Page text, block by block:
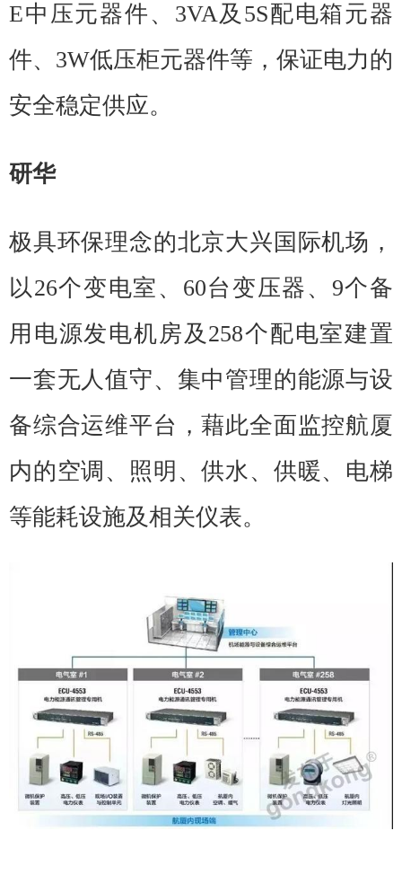
E中压元器件、3VA及5S配电箱元器
件、3W低压柜元器件等，保证电力的
安全稳定供应。
研华
极具环保理念的北京大兴国际机场，
以26个变电室、60台变压器、9个备
用电源发电机房及258个配电室建置
一套无人值守、集中管理的能源与设
备综合运维平台，藉此全面监控航厦
内的空调、照明、供水、供暖、电梯
等能耗设施及相关仪表。